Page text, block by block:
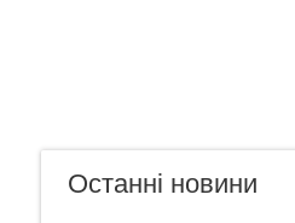
Останні новини